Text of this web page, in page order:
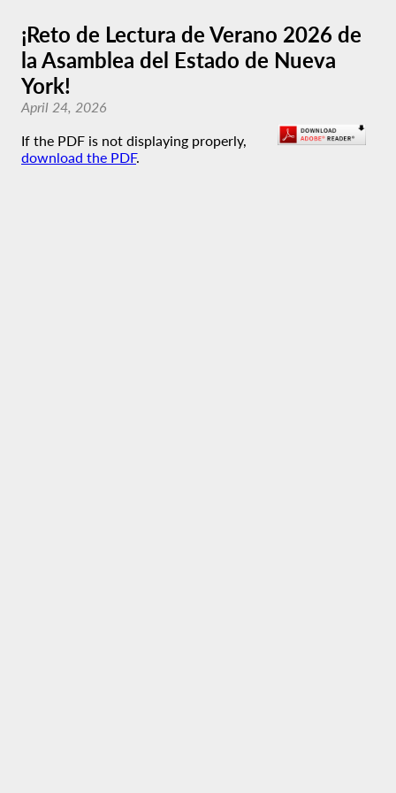
¡Reto de Lectura de Verano 2026 de
la Asamblea del Estado de Nueva
York!
April 24, 2026
If the PDF is not displaying properly,
download the PDF.